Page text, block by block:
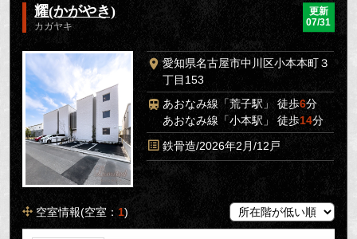
耀(かがやき)
カガヤキ
更新
07/31
愛知県名古屋市中川区小本本町３
丁目153
あおなみ線「荒子駅」 徒歩6分
あおなみ線「小本駅」 徒歩14分
鉄骨造/2026年2月/12戸
空室情報(空室： 1)